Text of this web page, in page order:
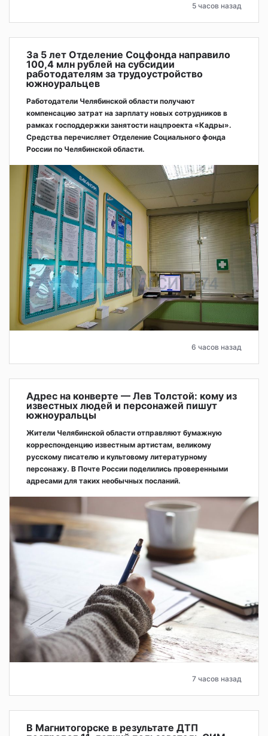
5 часов назад
За 5 лет Отделение Соцфонда направило
100,4 млн рублей на субсидии
работодателям за трудоустройство
южноуральцев
Работодатели Челябинской области получают
компенсацию затрат на зарплату новых сотрудников в
рамках господдержки занятости нацпроекта «Кадры».
Средства перечисляет Отделение Социального фонда
России по Челябинской области.
6 часов назад
Адрес на конверте — Лев Толстой: кому из
известных людей и персонажей пишут
южноуральцы
Жители Челябинской области отправляют бумажную
корреспонденцию известным артистам, великому
русскому писателю и культовому литературному
персонажу. В Почте России поделились проверенными
адресами для таких необычных посланий.
7 часов назад
В Магнитогорске в результате ДТП